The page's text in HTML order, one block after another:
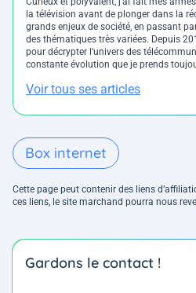
la télévision avant de plonger dans la
grands enjeux de société, en passant
des thématiques très variées. Depuis
pour décrypter l’univers des
constante évolution que je prends
Voir tous ses articles
Box internet
Cette page peut contenir des liens
ces liens, le site marchand pourra nous
Gardons le contact !